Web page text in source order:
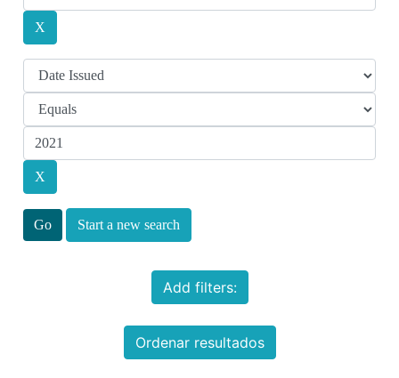
Start a new search
Add filters:
Ordenar resultados